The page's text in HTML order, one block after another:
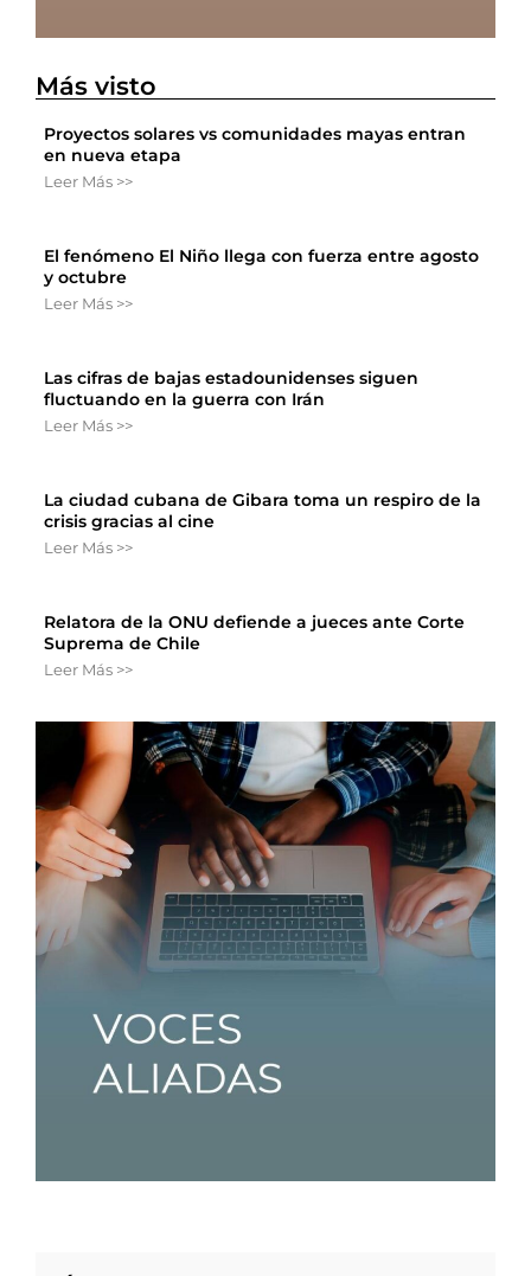
Más visto
Proyectos solares vs comunidades mayas entran
en nueva etapa
Leer Más >>
El fenómeno El Niño llega con fuerza entre agosto
y octubre
Leer Más >>
Las cifras de bajas estadounidenses siguen
fluctuando en la guerra con Irán
Leer Más >>
La ciudad cubana de Gibara toma un respiro de la
crisis gracias al cine
Leer Más >>
Relatora de la ONU defiende a jueces ante Corte
Suprema de Chile
Leer Más >>